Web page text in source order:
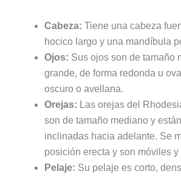
Cabeza: Tiene una cabeza
hocico largo y una mandíbula
Ojos: Sus ojos son de tamaño
grande, de forma redonda u
oscuro o avellana.
Orejas: Las orejas del
son de tamaño mediano y
inclinadas hacia adelante. Se
posición erecta y son móviles y
Pelaje: Su pelaje es corto,